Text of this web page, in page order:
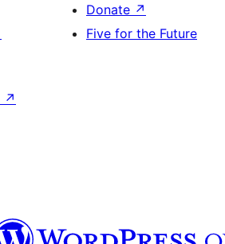
Donate ↗
Five for the Future
↗